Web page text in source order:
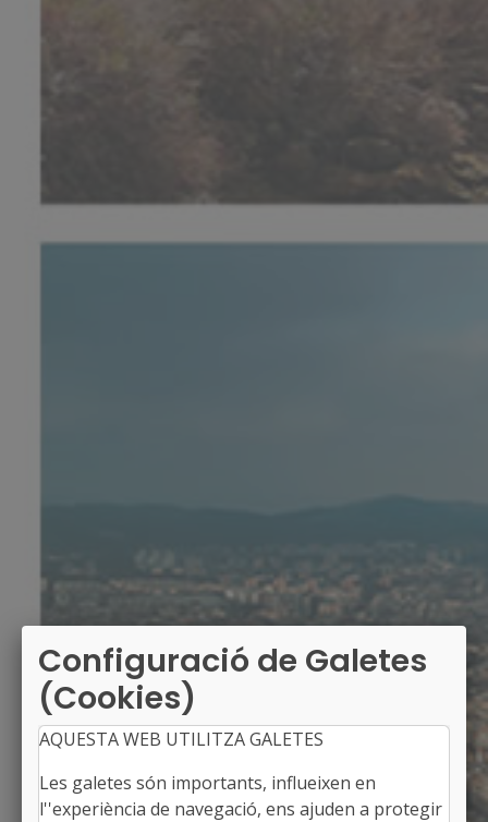
Configuració de Galetes
(Cookies)
AQUESTA WEB UTILITZA GALETES
Les galetes són importants, influeixen en
l''experiència de navegació, ens ajuden a protegir